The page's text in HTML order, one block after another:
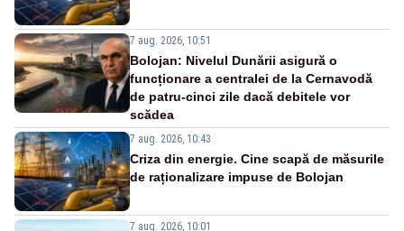
7 aug. 2026, 10:51
Bolojan: Nivelul Dunării asigură o
funcționare a centralei de la Cernavodă
de patru-cinci zile dacă debitele vor
scădea
7 aug. 2026, 10:43
Criza din energie. Cine scapă de măsurile
de raționalizare impuse de Bolojan
7 aug. 2026, 10:01